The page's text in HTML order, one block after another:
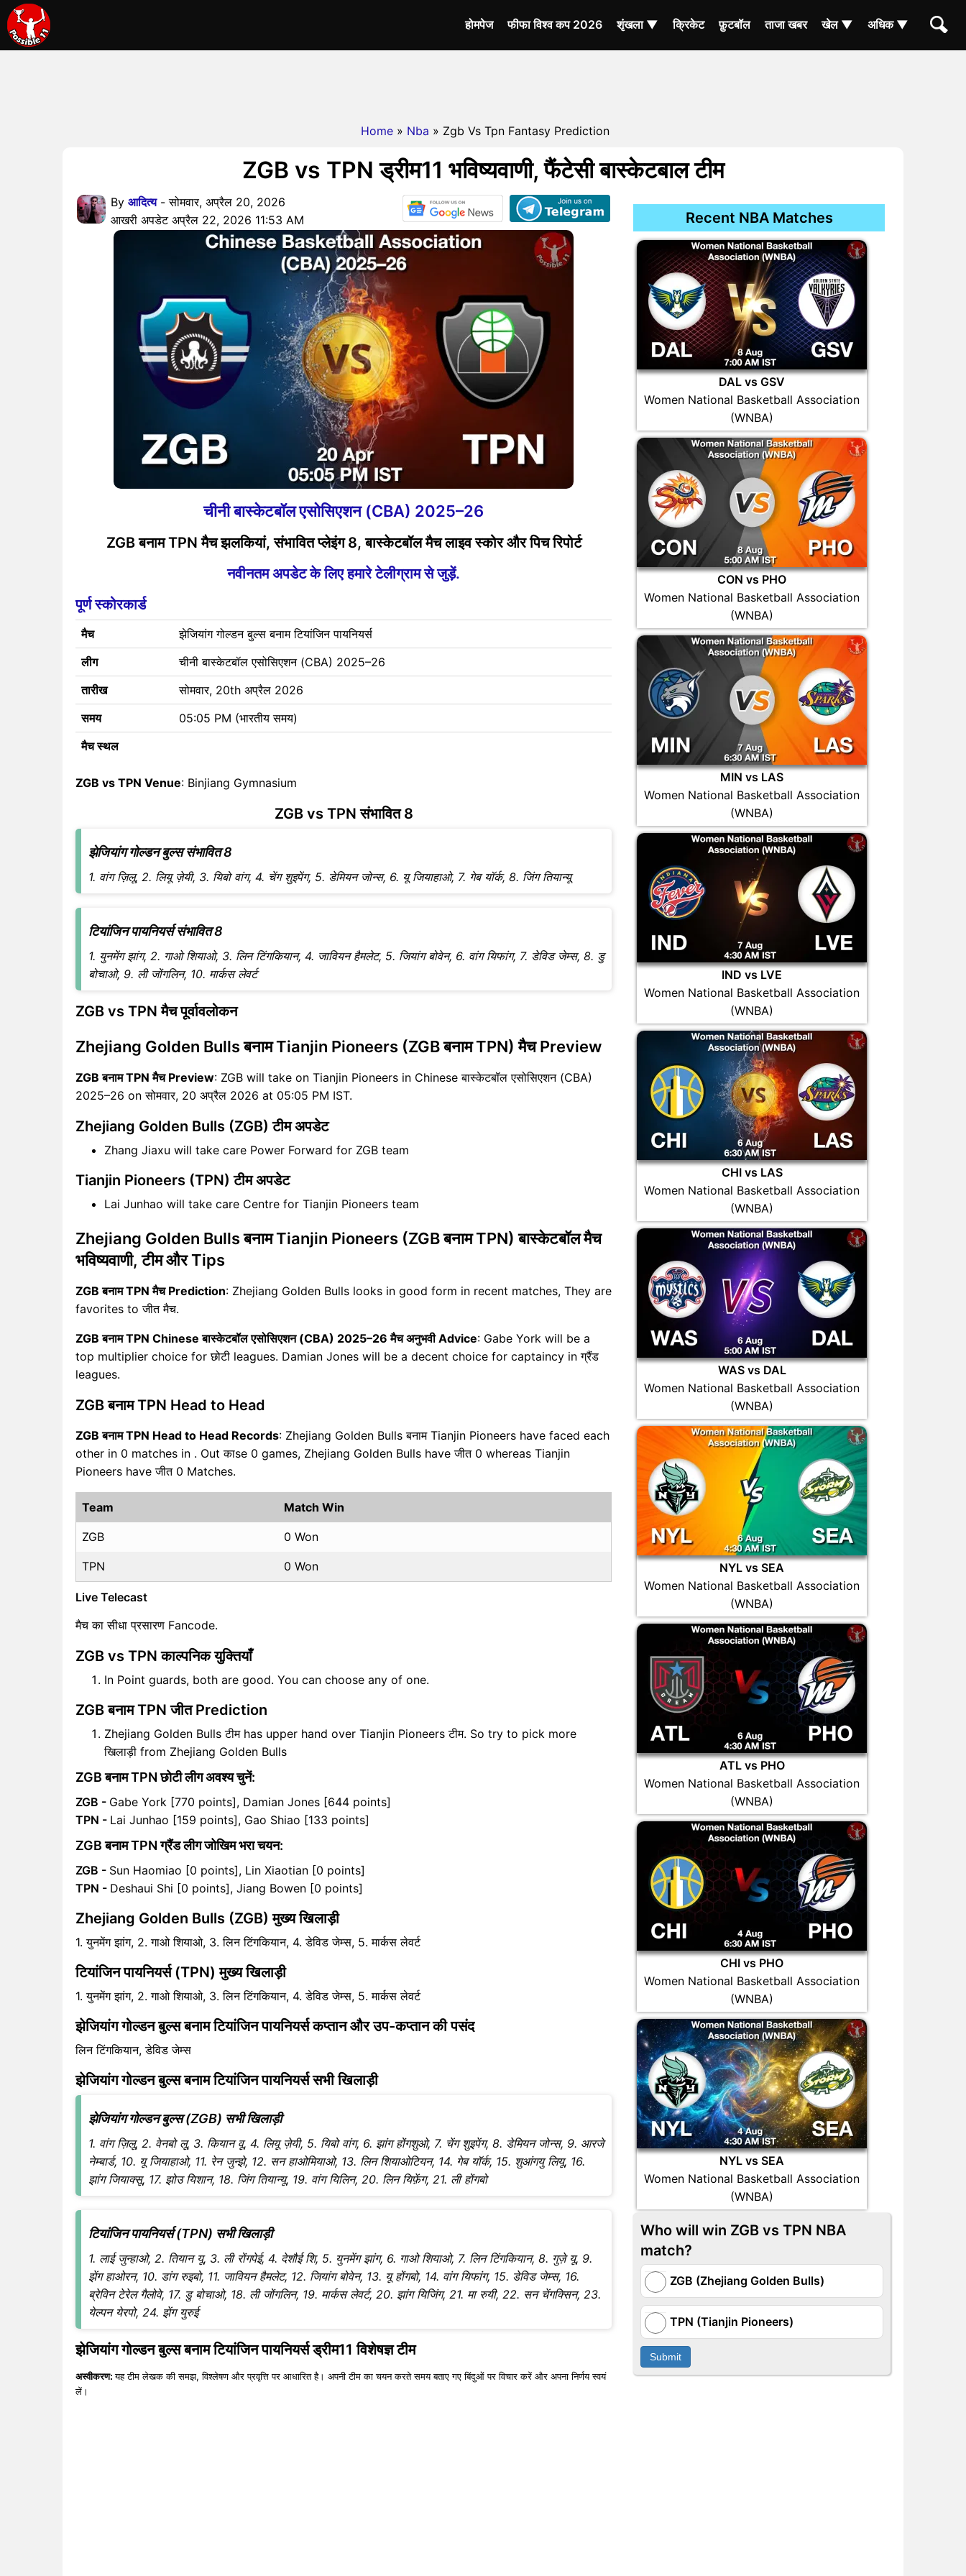
होमपेज फीफा विश्व कप 2026 शृंखला ▼ क्रिकेट फ़ुटबॉल ताजा खबर खेल ▼ अधिक ▼
Home » Nba » Zgb Vs Tpn Fantasy Prediction
ZGB vs TPN ड्रीम11 भविष्यवाणी, फैंटेसी बास्केटबाल टीम
By आदित्य- सोमवार, अप्रैल 20, 2026
आखरी अपडेट अप्रैल 22, 2026 11:53 AM
चीनी बास्केटबॉल एसोसिएशन (CBA) 2025–26
ZGB बनाम TPN मैच झलकियां, संभावित प्लेइंग 8, बास्केटबॉल मैच लाइव स्कोर और पिच रिपोर्ट
नवीनतम अपडेट के लिए हमारे टेलीग्राम से जुड़ें.
पूर्ण स्कोरकार्ड
मैच
झेजियांग गोल्डन बुल्स बनाम टियांजिन पायनियर्स
लीग
चीनी बास्केटबॉल एसोसिएशन (CBA) 2025–26
तारीख
सोमवार, 20th अप्रैल 2026
समय
05:05 PM (भारतीय समय)
मैच स्थल
ZGB vs TPN Venue: Binjiang Gymnasium
ZGB vs TPN संभावित 8
झेजियांग गोल्डन बुल्स संभावित 8
1. वांग ज़िलू, 2. लियू ज़ेयी, 3. यिबो वांग, 4. चेंग शुइपेंग, 5. डेमियन जोन्स, 6. यू जियाहाओ, 7. गेब यॉर्क, 8. जिंग तियान्यू
टियांजिन पायनियर्स संभावित 8
1. युनमेंग झांग, 2. गाओ शियाओ, 3. लिन टिंगकियान, 4. जावियन हैमलेट, 5. जियांग बोवेन, 6. वांग यिफांग, 7. डेविड जेम्स, 8. डु
बोचाओ, 9. ली जोंगलिन, 10. मार्कस लेवर्ट
ZGB vs TPN मैच पूर्वावलोकन
Zhejiang Golden Bulls बनाम Tianjin Pioneers (ZGB बनाम TPN) मैच Preview
ZGB बनाम TPN मैच Preview: ZGB will take on Tianjin Pioneers in Chinese बास्केटबॉल एसोसिएशन (CBA)
2025–26 on सोमवार, 20 अप्रैल 2026 at 05:05 PM IST.
Zhejiang Golden Bulls (ZGB) टीम अपडेट
Zhang Jiaxu will take care Power Forward for ZGB team
Tianjin Pioneers (TPN) टीम अपडेट
Lai Junhao will take care Centre for Tianjin Pioneers team
Zhejiang Golden Bulls बनाम Tianjin Pioneers (ZGB बनाम TPN) बास्केटबॉल मैच
भविष्यवाणी, टीम और Tips
ZGB बनाम TPN मैच Prediction: Zhejiang Golden Bulls looks in good form in recent matches, They are
favorites to जीत मैच.
ZGB बनाम TPN Chinese बास्केटबॉल एसोसिएशन (CBA) 2025–26 मैच अनुभवी Advice: Gabe York will be a
top multiplier choice for छोटी leagues. Damian Jones will be a decent choice for captaincy in ग्रैंड
leagues.
ZGB बनाम TPN Head to Head
ZGB बनाम TPN Head to Head Records: Zhejiang Golden Bulls बनाम Tianjin Pioneers have faced each
other in 0 matches in . Out काse 0 games, Zhejiang Golden Bulls have जीत 0 whereas Tianjin
Pioneers have जीत 0 Matches.
Team Match Win
ZGB 0 Won
TPN 0 Won
Live Telecast
मैच का सीधा प्रसारण Fancode.
ZGB vs TPN काल्पनिक युक्तियाँ
In Point guards, both are good. You can choose any of one.
ZGB बनाम TPN जीत Prediction
Zhejiang Golden Bulls टीम has upper hand over Tianjin Pioneers टीम. So try to pick more
खिलाड़ी from Zhejiang Golden Bulls
ZGB बनाम TPN छोटी लीग अवश्य चुनें:
ZGB - Gabe York [770 points], Damian Jones [644 points]
TPN - Lai Junhao [159 points], Gao Shiao [133 points]
ZGB बनाम TPN ग्रैंड लीग जोखिम भरा चयन:
ZGB - Sun Haomiao [0 points], Lin Xiaotian [0 points]
TPN - Deshaui Shi [0 points], Jiang Bowen [0 points]
Zhejiang Golden Bulls (ZGB) मुख्य खिलाड़ी
1. युनमेंग झांग, 2. गाओ शियाओ, 3. लिन टिंगकियान, 4. डेविड जेम्स, 5. मार्कस लेवर्ट
टियांजिन पायनियर्स (TPN) मुख्य खिलाड़ी
1. युनमेंग झांग, 2. गाओ शियाओ, 3. लिन टिंगकियान, 4. डेविड जेम्स, 5. मार्कस लेवर्ट
झेजियांग गोल्डन बुल्स बनाम टियांजिन पायनियर्स कप्तान और उप-कप्तान की पसंद
लिन टिंगकियान, डेविड जेम्स
झेजियांग गोल्डन बुल्स बनाम टियांजिन पायनियर्स सभी खिलाड़ी
झेजियांग गोल्डन बुल्स (ZGB) सभी खिलाड़ी
1. वांग ज़िलू, 2. वेनबो लू, 3. कियान वू, 4. लियू ज़ेयी, 5. यिबो वांग, 6. झांग होंगशुओ, 7. चेंग शुइपेंग, 8. डेमियन जोन्स, 9. आरजे
नेम्बार्ड, 10. यू जियाहाओ, 11. रेन जुन्झे, 12. सन हाओमियाओ, 13. लिन शियाओटियन, 14. गेब यॉर्क, 15. शुआंगयु लियू, 16.
झांग जियाक्सू, 17. झोउ यिशान, 18. जिंग तियान्यू, 19. वांग यिलिन, 20. लिन यिफ़ेंग, 21. ली होंगबो
टियांजिन पायनियर्स (TPN) सभी खिलाड़ी
1. लाई जुन्हाओ, 2. तियान यू, 3. ली रोंगपेई, 4. देशौई शि, 5. युनमेंग झांग, 6. गाओ शियाओ, 7. लिन टिंगकियान, 8. गुज़े यू, 9.
झेंग हाओरन, 10. डांग रुइबो, 11. जावियन हैमलेट, 12. जियांग बोवेन, 13. यू होंगबो, 14. वांग यिफांग, 15. डेविड जेम्स, 16.
ब्रेविन टेरेल गैलोवे, 17. डु बोचाओ, 18. ली जोंगलिन, 19. मार्कस लेवर्ट, 20. झांग यिजिंग, 21. मा रुयी, 22. सन चेंगक्सिन, 23.
येल्पन येरपो, 24. झेंग युरुई
झेजियांग गोल्डन बुल्स बनाम टियांजिन पायनियर्स ड्रीम11 विशेषज्ञ टीम
अस्वीकरण:यह टीम लेखक की समझ, विश्लेषण और प्रवृत्ति पर आधारित है। अपनी टीम का चयन करते समय बताए गए बिंदुओं पर विचार करें और अपना निर्णय स्वयं
लें।
Recent NBA Matches
DAL vs GSV
Women National Basketball Association
(WNBA)
CON vs PHO
Women National Basketball Association
(WNBA)
MIN vs LAS
Women National Basketball Association
(WNBA)
IND vs LVE
Women National Basketball Association
(WNBA)
CHI vs LAS
Women National Basketball Association
(WNBA)
WAS vs DAL
Women National Basketball Association
(WNBA)
NYL vs SEA
Women National Basketball Association
(WNBA)
ATL vs PHO
Women National Basketball Association
(WNBA)
CHI vs PHO
Women National Basketball Association
(WNBA)
NYL vs SEA
Women National Basketball Association
(WNBA)
Who will win ZGB vs TPN NBA
match?
ZGB (Zhejiang Golden Bulls)
TPN (Tianjin Pioneers)
Submit